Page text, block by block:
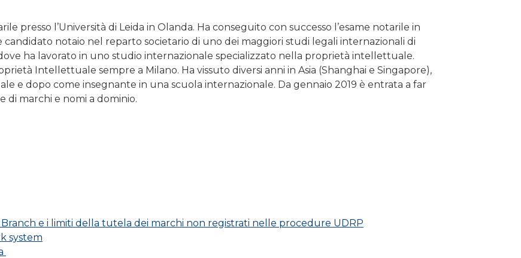
presso l’Università di Leida in Olanda. Ha conseguito con successo l’esame notarile in
candidato notaio nel reparto societario di uno dei maggiori studi legali internazionali di
ha lavorato in uno studio internazionale specializzato nella proprietà intellettuale.
Intellettuale sempre a Milano. Ha vissuto diversi anni in Asia (Shanghai e Singapore),
e dopo come insegnante in una scuola internazionale. Da gennaio 2019 è entrata a far
di marchi e nomi a dominio.
Branch e i limiti della tutela dei marchi non registrati nelle procedure UDRP
system